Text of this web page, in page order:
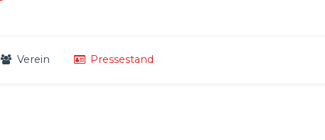
Verein Pressestand